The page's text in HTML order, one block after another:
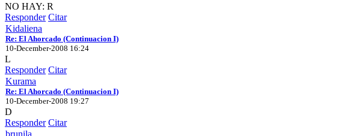
NO HAY: R
Responder Citar
Kidaliena
Re: El Ahorcado (Continuacion I)
10-December-2008 16:24
L
Responder Citar
Kurama
Re: El Ahorcado (Continuacion I)
10-December-2008 19:27
D
Responder Citar
brunila